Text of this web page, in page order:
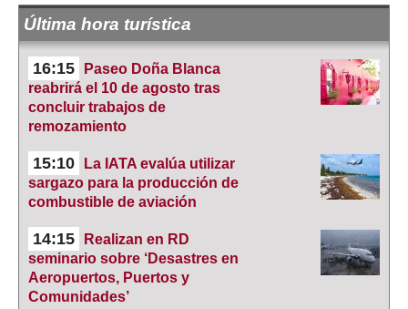
Última hora turística
16:15
Paseo Doña Blanca
reabrirá el 10 de agosto tras
concluir trabajos de
remozamiento
15:10
La IATA evalúa utilizar
sargazo para la producción de
combustible de aviación
14:15
Realizan en RD
seminario sobre ‘Desastres en
Aeropuertos, Puertos y
Comunidades’